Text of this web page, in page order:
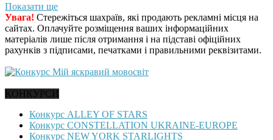
Показати ще
Увага! Стережіться шахраїв, які продають рекламні місця на
сайтах. Оплачуйте розміщення ваших інформаційних
матеріалів лише після отримання і на підставі офіційних
рахунків з підписами, печатками і правильними реквізитами.
КОНКУРСИ
Конкурс ALLEY OF STARS
Конкурс CONSTELLATION UKRAINE-EUROPE
Конкурс NEW YORK STARLIGHTS